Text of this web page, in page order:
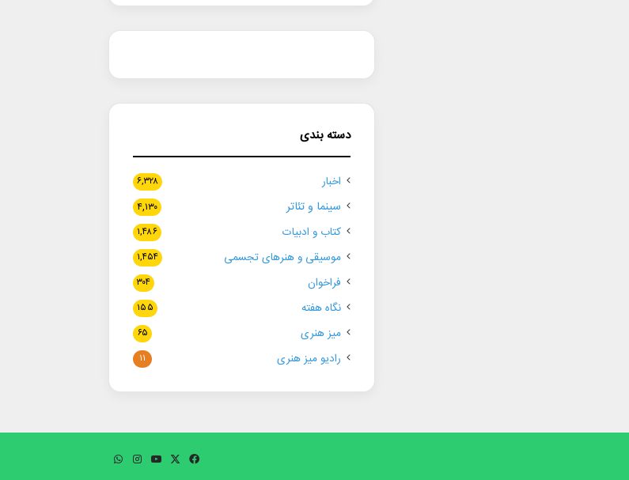
دسته بندی
اخبار ۶,۳۲۸
سینما و تئاتر ۴,۱۳۰
کتاب و ادبیات ۱,۴۸۶
موسیقی و هنرهای تجسمی ۱,۴۵۴
فراخوان ۳۰۴
نگاه هفته ۱۵۵
میز هنری ۶۵
رادیو میز هنری ۱۱
فیسبوکایکس یوتیوباینستاگرام